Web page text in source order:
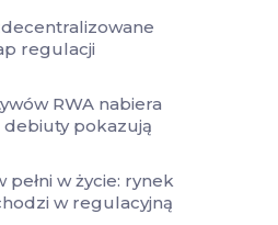
regulacji
RWA nabiera
pokazują
pełni w życie: rynek
w regulacyjną